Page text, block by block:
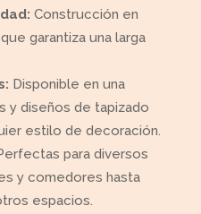
Construcción en
garantiza una larga
Disponible en una
y diseños de tapizado
estilo de decoración.
para diversos
y comedores hasta
espacios.